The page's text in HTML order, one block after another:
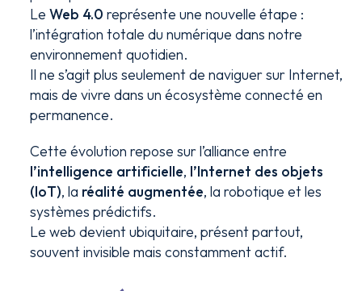
LeWeb 4.0 représente une nouvelle étape :
l’intégration totale du numérique dans notre
environnement quotidien.
Il ne s’agit plus seulement de naviguer sur Internet,
mais de vivre dans un écosystème connecté en
permanence.
Cette évolution repose sur l’alliance entre
l’intelligence artificielle, l’Internet des objets
(IoT), la réalité augmentée, la robotique et les
systèmes prédictifs.
Le web devient ubiquitaire, présent partout,
souvent invisible mais constamment actif.